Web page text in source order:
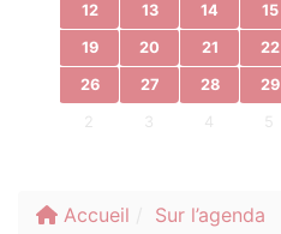
12 13 14 15
19 20 21 22
26 27 28 29
2 3 4 5
Accueil Sur l’agenda